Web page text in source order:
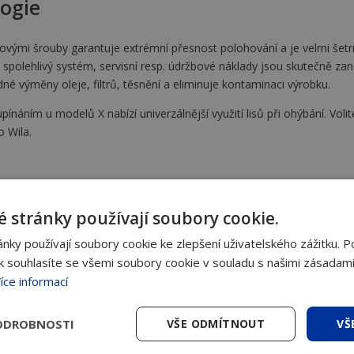
šrouby garantuje extrémní přesnost polohování a je velmi
systém, servisní resp. údržbové náklady jsou skutečně
výměny oleje, filtrů, těsnění a eliminuje kontaminaci výrobku.
u modelů X nabízí univerzálnější využití lisů při ohýbání.
Wila.
zařízení nejlépe využijete.
stránky používají soubory cookie.
používají soubory cookie ke zlepšení uživatelského zážitku.
se všemi soubory cookie v souladu s našimi
informací
VŠE ODMÍTNOUT